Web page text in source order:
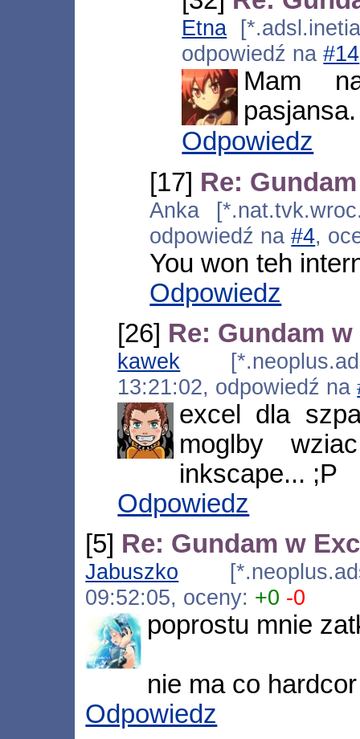
Etna
odpowiedź na#14
Mam
Odpowiedz
[17] Re:
Anka
odpowiedź na#4,
You won teh
Odpowiedz
[26] Re: Gundam
kawek
13:21:02, odpowiedź na
excel dla
moglby
inkscape... ;P
Odpowiedz
[5] Re: Gundam w
Jabuszko
09:52:05, oceny: +0 -0
poprostu mnie
nie ma co
Odpowiedz